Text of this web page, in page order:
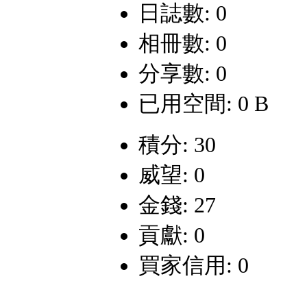
日誌數: 0
相冊數: 0
分享數: 0
已用空間: 0 B
積分: 30
威望: 0
金錢: 27
貢獻: 0
買家信用: 0